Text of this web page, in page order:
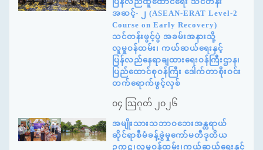
အဆင့်- ၂ (ASEAN-ERAT Level-2
Course on Early Recovery)
သင်တန်းဖွင့်ပွဲ အခမ်းအနားသို့
လူမှုဝန်ထမ်း၊ ကယ်ဆယ်ရေးနှင့်
ပြန်လည်နေရာချထားရေးဝန်ကြီးဌာန၊
ပြည်ထောင်စုဝန်ကြီး ဒေါက်တာစိုးဝင်း
တက်ရောက်ဖွင့်လှစ်
၀၄ ဩဂုတ် ၂၀၂၆
အမျိုးသားသဘာဝဘေးအန္တရာယ်
ဆိုင်ရာစီမံခန့်ခွဲမှုကော်မတီဒုတိယ
ဥက္ကဋ္ဌ၊လူမှုဝန်ထမ်း၊ကယ်ဆယ်ရေးနှင့်